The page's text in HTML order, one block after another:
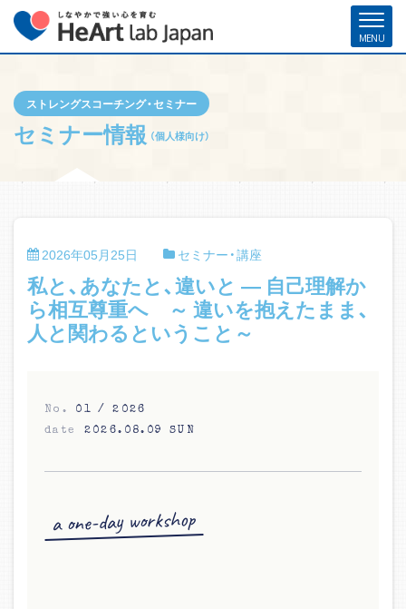
ホーム 各種お申し込み
ストレングスコーチング／セミナー
研修・人材育成／組織開発支援
コーチ紹介
お知らせ
ストレングスコーチング・セミナー
セミナー情報 （個人様向け）
2026年05月25日 セミナー・講座
私と、あなたと、違いと ― 自己理解か
ら相互尊重へ ～ 違いを抱えたまま、
人と関わるということ～
No.
01 / 2026
date
2026.08.09 SUN
a one-day workshop